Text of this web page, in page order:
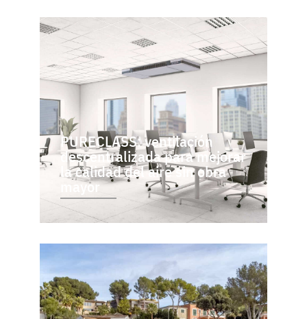
PURECLASS: ventilación
descentralizada para mejorar
la calidad del aire sin obra
mayor